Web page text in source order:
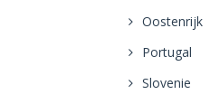
Oostenrijk
Portugal
Slovenie